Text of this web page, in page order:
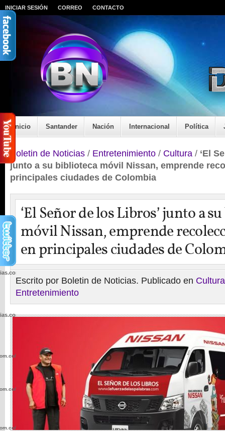
INICIAR SESIÓN CORREO CONTACTO
Inicio Santander Nación Internacional Política
Boletin de Noticias / Entretenimiento / Cultura / ‘El
junto a su biblioteca móvil Nissan, emprende
principales ciudades de Colombia
‘El Señor de los Libros’ junto a
móvil Nissan, emprende
en principales ciudades de
Escrito por Boletin de Noticias. Publicado en Cultura
Entretenimiento
wp-
wp-
wp-
wp-
wp-